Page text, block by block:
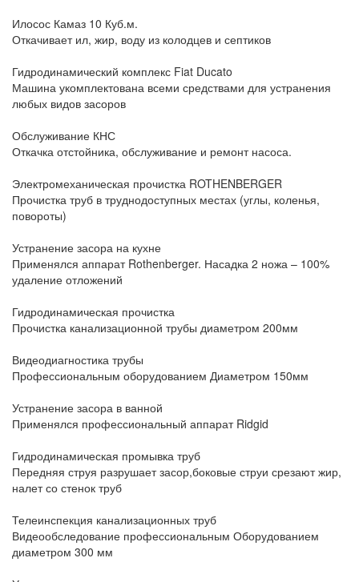
Илосос Камаз 10 Куб.м.
Откачивает ил, жир, воду из колодцев и септиков
Гидродинамический комплекс Fiat Ducato
Машина укомплектована всеми средствами для устранения
любых видов засоров
Обслуживание КНС
Откачка отстойника, обслуживание и ремонт насоса.
Электромеханическая прочистка ROTHENBERGER
Прочистка труб в труднодоступных местах (углы, коленья,
повороты)
Устранение засора на кухне
Применялся аппарат Rothenberger. Насадка 2 ножа – 100%
удаление отложений
Гидродинамическая прочистка
Прочистка канализационной трубы диаметром 200мм
Видеодиагностика трубы
Профессиональным оборудованием Диаметром 150мм
Устранение засора в ванной
Применялся профессиональный аппарат Ridgid
Гидродинамическая промывка труб
Передняя струя разрушает засор,боковые струи срезают жир,
налет со стенок труб
Телеинспекция канализационных труб
Видеообследование профессиональным Оборудованием
диаметром 300 мм